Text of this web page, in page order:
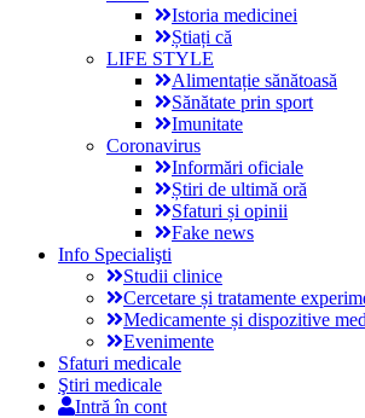
Istoria medicinei
Știați că
LIFE STYLE
Alimentație sănătoasă
Sănătate prin sport
Imunitate
Coronavirus
Informări oficiale
Știri de ultimă oră
Sfaturi și opinii
Fake news
Info Specialişti
Studii clinice
Cercetare și tratamente
Medicamente și dispozitive
Evenimente
Sfaturi medicale
Ştiri medicale
Intră în cont